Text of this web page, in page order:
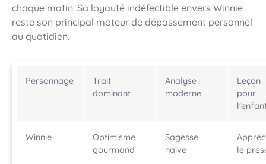
chaque matin. Sa loyauté indéfectible envers Winnie
reste son principal moteur de dépassement personnel
au quotidien.
Personnage
Trait
dominant
Analyse
moderne
Leçon
pour
Winnie
Optimisme
gourmand
Sagesse
naïve
le